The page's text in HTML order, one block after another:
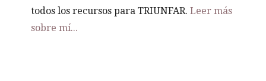
todos los recursos para TRIUNFAR.Leer más
sobre mí...